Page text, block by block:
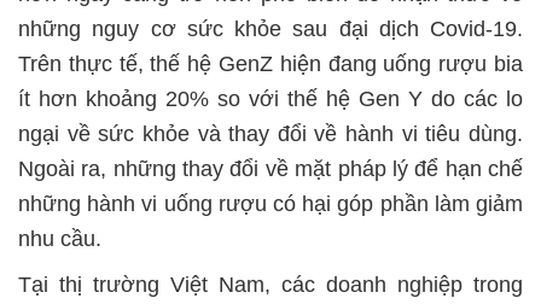
những nguy cơ sức khỏe sau đại dịch Covid-19.
Trên thực tế, thế hệ GenZ hiện đang uống rượu bia
ít hơn khoảng 20% so với thế hệ Gen Y do các lo
ngại về sức khỏe và thay đổi về hành vi tiêu dùng.
Ngoài ra, những thay đổi về mặt pháp lý để hạn chế
những hành vi uống rượu có hại góp phần làm giảm
nhu cầu.
Tại thị trường Việt Nam, các doanh nghiệp trong